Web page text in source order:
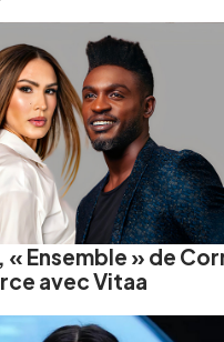
« Ensemble » de
avec Vitaa